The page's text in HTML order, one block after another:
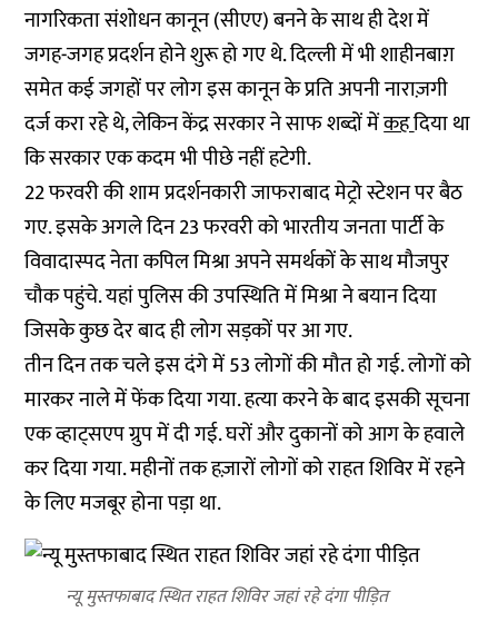
नागरिकता संशोधन कानून (सीएए) बनने के साथ ही देश में
जगह-जगह प्रदर्शन होने शुरू हो गए थे. दिल्ली में भी शाहीनबाग़
समेत कई जगहों पर लोग इस कानून के प्रति अपनी नाराज़गी
दर्ज करा रहे थे, लेकिन केंद्र सरकार ने साफ शब्दों मेंकहदिया था
कि सरकार एक कदम भी पीछे नहीं हटेगी.
22 फरवरी की शाम प्रदर्शनकारी जाफराबाद मेट्रो स्टेशन पर बैठ
गए. इसके अगले दिन 23 फरवरी को भारतीय जनता पार्टी के
विवादास्पद नेता कपिल मिश्रा अपने समर्थकों के साथ मौजपुर
चौक पहुंचे. यहां पुलिस की उपस्थिति में मिश्रा ने बयान दिया
जिसके कुछ देर बाद ही लोग सड़कों पर आ गए.
तीन दिन तक चले इस दंगे में 53 लोगों की मौत हो गई. लोगों को
मारकरनालेमें फेंक दिया गया. हत्या करने के बाद इसकी सूचना
एकव्हाट्सएपग्रुप में दी गई. घरों और दुकानों को आग के हवाले
कर दिया गया. महीनों तक हज़ारों लोगों को राहत शिविर में रहने
के लिएमजबूरहोना पड़ा था.
न्यू मुस्तफाबाद स्थित राहत शिविर जहां रहे दंगा पीड़ित